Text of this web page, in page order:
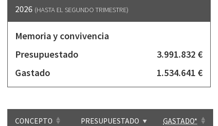
2026 (HASTA EL SEGUNDO TRIMESTRE)
Memoria y convivencia
Presupuestado
3.991.832 €
Gastado
1.534.641 €
CONCEPTO PRESUPUESTADO GASTADO*